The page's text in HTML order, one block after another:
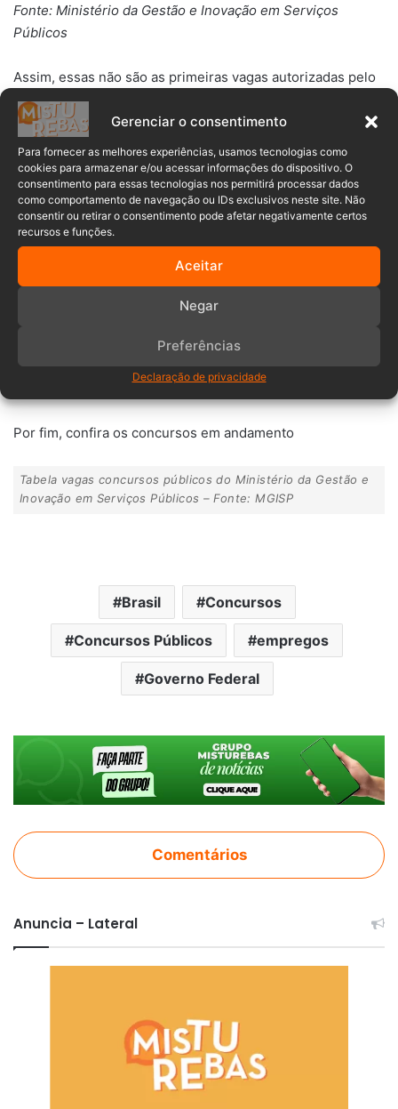
Gerenciar o consentimento
Para fornecer as melhores experiências, usamos tecnologias como
cookies para armazenar e/ou acessar informações do dispositivo. O
consentimento para essas tecnologias nos permitirá processar dados
como comportamento de navegação ou IDs exclusivos neste site. Não
consentir ou retirar o consentimento pode afetar negativamente certos
recursos e funções.
Aceitar
Negar
Preferências
Declaração de privacidade
Fonte: Ministério da Gestão e Inovação em Serviços
Públicos
Assim, essas não são as primeiras vagas autorizadas pelo
governo atual. Nos últimos meses, o Ministério da Gestão
e Inovação em Serviços Públicos havia dado sinal verde
para recompor o quadro de órgãos que estavam em
situação crítica de falta de funcionários. Além disso, das
4.436 vagas a serem abertas, existem quatro concursos
autorizados para repor 9.585 postos. Os editais serão
publicados nos próximos seis meses.
concursos estão em andamento, como o Instituto Nacional
do Seguro Social (INSS). Assim, na última segunda-feira,
12, o Ministério da Gestão e Inovação em Serviços
Públicos publicou a nomeação de 1 mil técnicos do Seguro
Social aprovados no último concurso.
Por fim, confira os concursos em andamento
Tabela vagas concursos públicos do Ministério da Gestão e
Inovação em Serviços Públicos – Fonte: MGISP
Brasil Concursos
Concursos Públicos empregos
Governo Federal
Comentários
Anuncia – Lateral